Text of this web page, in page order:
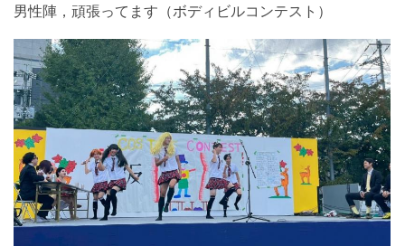
男性陣，頑張ってます（ボディビルコンテスト）